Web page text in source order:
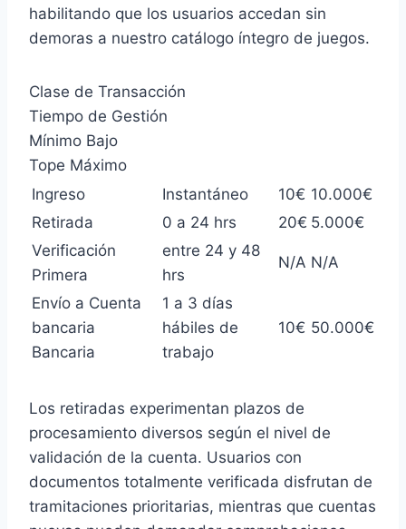
habilitando que los usuarios accedan sin
demoras a nuestro catálogo íntegro de juegos.
Clase de Transacción
Tiempo de Gestión
Mínimo Bajo
Tope Máximo
Ingreso
Instantáneo 10€ 10.000€
Retirada
0 a 24 hrs 20€ 5.000€
Verificación
Primera
entre 24 y 48
hrs
N/A N/A
Envío a Cuenta
bancaria
Bancaria
1 a 3 días
hábiles de
trabajo
10€ 50.000€
Los retiradas experimentan plazos de
procesamiento diversos según el nivel de
validación de la cuenta. Usuarios con
documentos totalmente verificada disfrutan de
tramitaciones prioritarias, mientras que cuentas